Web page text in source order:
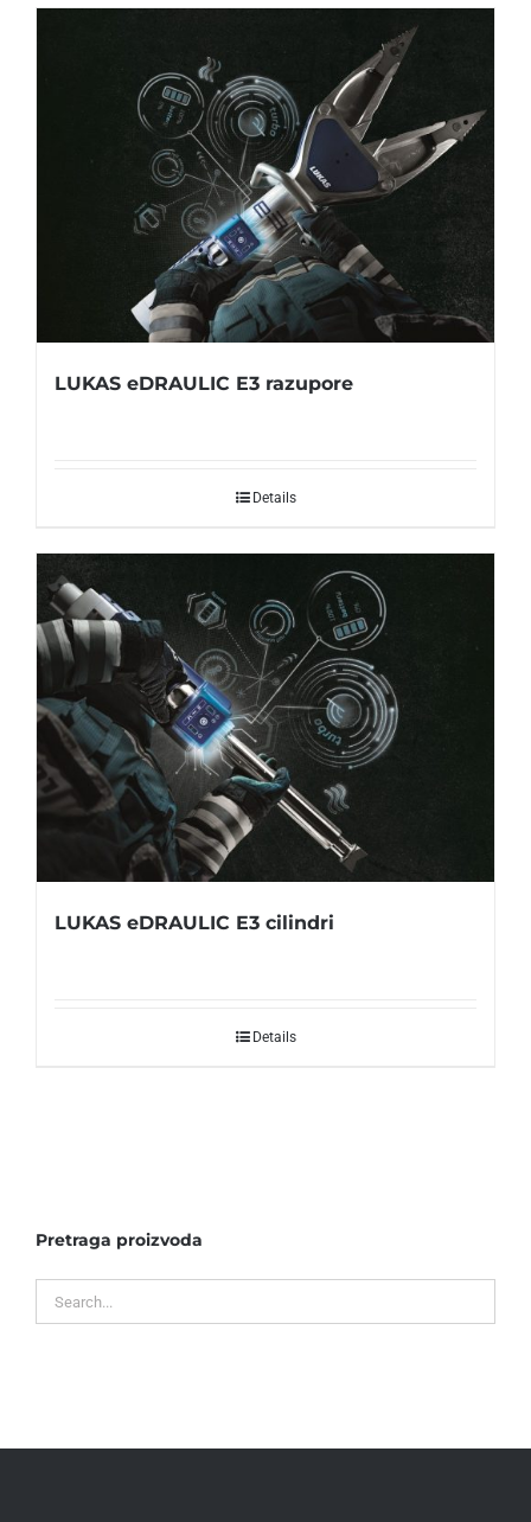
LUKAS eDRAULIC E3 razupore
Details
LUKAS eDRAULIC E3 cilindri
Details
Pretraga proizvoda